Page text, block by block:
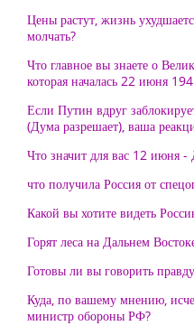
Цены растут, жизнь
молчать?
Что главное вы знаете о
которая началась 22 июня
Если Путин вдруг
(Дума разрешает), ваша
Что значит для вас 12 июня -
что получила Россия от
Какой вы хотите видеть
Горят леса на Дальнем
Готовы ли вы говорить
Куда, по вашему мнению,
министр обороны РФ?